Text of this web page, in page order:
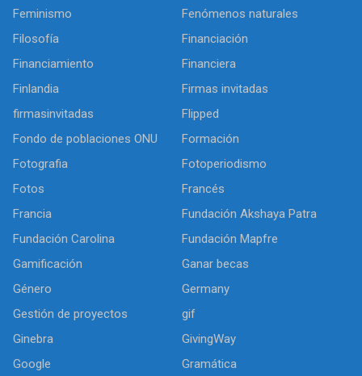
Feminismo
Fenómenos naturales
Filosofía
Financiación
Financiamiento
Financiera
Finlandia
Firmas invitadas
firmasinvitadas
Flipped
Fondo de poblaciones ONU
Formación
Fotografia
Fotoperiodismo
Fotos
Francés
Francia
Fundación Akshaya Patra
Fundación Carolina
Fundación Mapfre
Gamificación
Ganar becas
Género
Germany
Gestión de proyectos
gif
Ginebra
GivingWay
Google
Gramática